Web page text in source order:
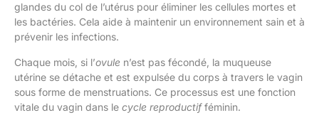
glandes du col de l’utérus pour éliminer les cellules mortes et
les bactéries. Cela aide à maintenir un environnement sain et à
prévenir les infections.
Chaque mois, si l’ovule n’est pas fécondé, la muqueuse
utérine se détache et est expulsée du corps à travers le vagin
sous forme de menstruations. Ce processus est une fonction
vitale du vagin dans le cycle reproductifféminin.